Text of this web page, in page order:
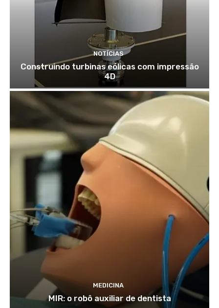
NOTÍCIAS
Construindo turbinas eólicas com impressão
4D
MEDICINA
MIR: o robô auxiliar de dentista